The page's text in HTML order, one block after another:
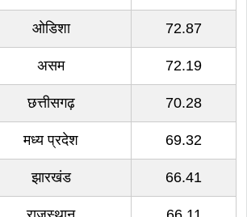
ओडिशा 72.87
असम 72.19
छत्तीसगढ़ 70.28
मध्य प्रदेश 69.32
झारखंड 66.41